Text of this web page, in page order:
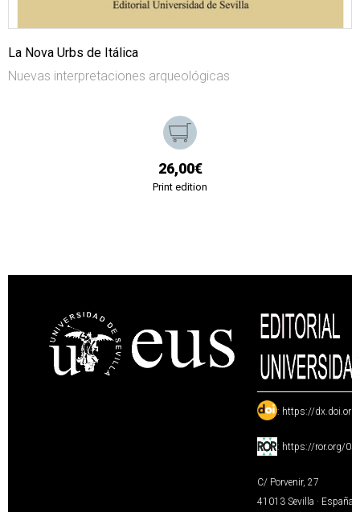
La Nova Urbs de Itálica
Nuevas interpretaciones arqueológicas
26,00€
Print edition
: https://
: https://ror.org/
C/ Porvenir, 27
41013 Sevilla · España